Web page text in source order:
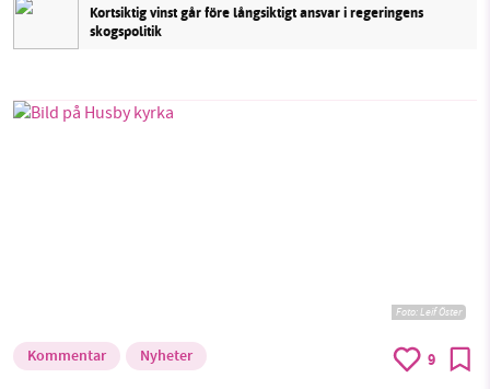
Kortsiktig vinst går före långsiktigt ansvar i regeringens
skogspolitik
Foto: Leif Öster
Kommentar Nyheter 9